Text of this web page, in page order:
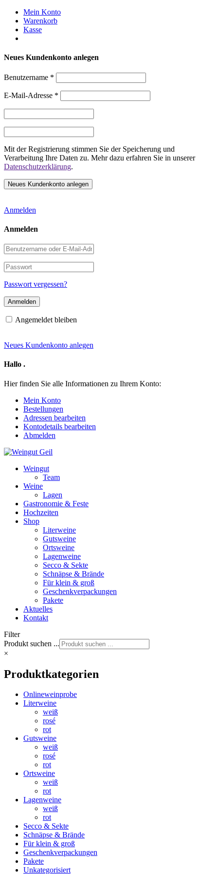
Weiter
zum
Inhalt
Mein Konto
Warenkorb
Kasse
Neues Kundenkonto anlegen
Benutzername *
E-Mail-Adresse *
Mit der Registrierung stimmen Sie der Speicherung und
Verarbeitung Ihre Daten zu. Mehr dazu erfahren Sie in unserer
Datenschutzerklärung.
Anmelden
Anmelden
Benutzername
oder
E-
Mail-
Adresse
Passwort
Passwort vergessen?
Angemeldet bleiben
Neues Kundenkonto anlegen
Hallo .
Hier finden Sie alle Informationen zu Ihrem Konto:
Mein Konto
Bestellungen
Adressen bearbeiten
Kontodetails bearbeiten
Abmelden
Weingut
Team
Weine
Lagen
Gastronomie & Feste
Hochzeiten
Shop
Literweine
Gutsweine
Ortsweine
Lagenweine
Secco & Sekte
Schnäpse & Brände
Für klein & groß
Geschenkverpackungen
Pakete
Aktuelles
Kontakt
Filter
Produkt suchen ...
×
Produktkategorien
Onlineweinprobe
Literweine
weiß
rosé
rot
Gutsweine
weiß
rosé
rot
Ortsweine
weiß
rot
Lagenweine
weiß
rot
Secco & Sekte
Schnäpse & Brände
Für klein & groß
Geschenkverpackungen
Pakete
Unkategorisiert